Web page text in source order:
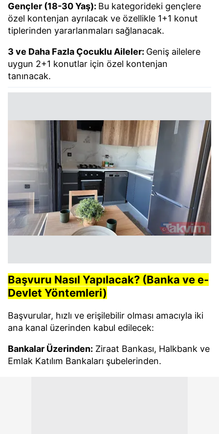
Gençler (18-30 Yaş): Bu kategorideki gençlere
özel kontenjan ayrılacak ve özellikle 1+1 konut
tiplerinden yararlanmaları sağlanacak.
3 ve Daha Fazla Çocuklu Aileler: Geniş ailelere
uygun 2+1 konutlar için özel kontenjan
tanınacak.
Başvuru Nasıl Yapılacak? (Banka ve e-
Devlet Yöntemleri)
Başvurular, hızlı ve erişilebilir olması amacıyla iki
ana kanal üzerinden kabul edilecek:
Bankalar Üzerinden: Ziraat Bankası, Halkbank ve
Emlak Katılım Bankaları şubelerinden.